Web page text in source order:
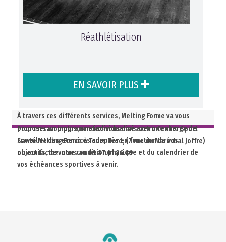
Réathlétisation
EN SAVOIR PLUS
À travers ces différents services, Melting Forme va vous
proposer un programme individualisé avec une charge de
travail et des exercices adaptés en fonction de vos
objectifs, de votre condition physique et du calendrier de
vos échéances sportives à venir.
Pour en savoir plus, rendez-vous dans votre Centre Sport
Santé Melting Forme à Tours Nord, (7 rue du Maréchal Joffre)
ou contactez-nous au 09.87.01.86.89